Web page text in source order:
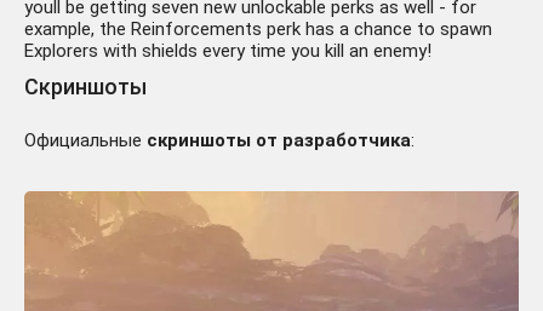
youll be getting seven new unlockable perks as well - for
example, the Reinforcements perk has a chance to spawn
Explorers with shields every time you kill an enemy!
Скриншоты
Официальные скриншоты от разработчика: